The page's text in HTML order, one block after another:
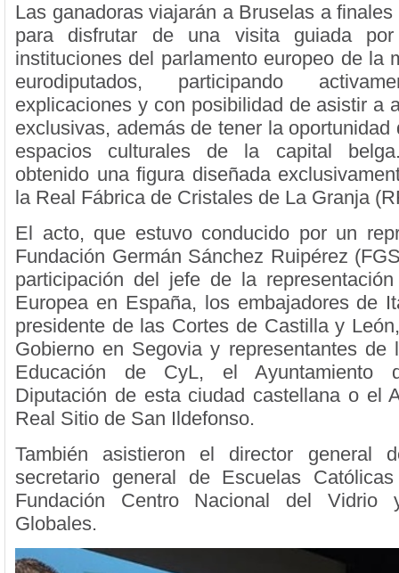
Las ganadoras viajarán a Bruselas a
para disfrutar de una visita guiada
instituciones del parlamento europeo de la
eurodiputados, participando
explicaciones y con posibilidad de asistir a
exclusivas, además de tener la oportunidad
espacios culturales de la capital
obtenido una figura diseñada
la Real Fábrica de Cristales de La Granja
El acto, que estuvo conducido por un
Fundación Germán Sánchez Ruipérez
participación del jefe de la
Europea en España, los embajadores de
presidente de las Cortes de Castilla y
Gobierno en Segovia y representantes de
Educación de CyL, el Ayuntamiento
Diputación de esta ciudad castellana o el
Real Sitio de San Ildefonso.
También asistieron el director general
secretario general de Escuelas
Fundación Centro Nacional del Vidrio
Globales.